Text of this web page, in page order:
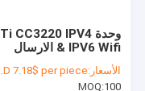
وحدة Ti CC3220 IPV4
& IPV6 Wifi الارسال
والاستقبال
الأسعار:USD 7.18$ per piece
MOQ:100